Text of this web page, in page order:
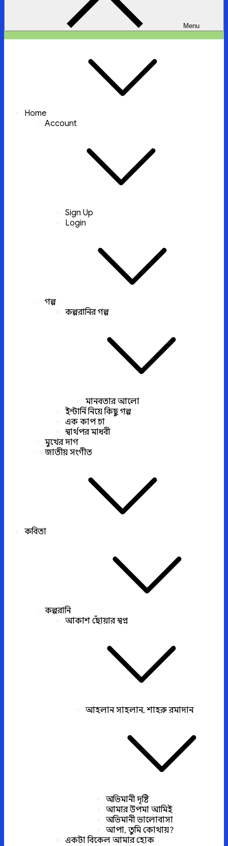
Menu
Home
Account
Sign Up
Login
গল্প
কল্পরানির গল্প
মানবতার আলো
ইন্টার্নি নিয়ে কিছু গল্প
এক কাপ চা
স্বার্থপর মাধবী
মুখের দাগ
জাতীয় সংগীত
কবিতা
কল্পরানি
আকাশ ছোঁয়ার স্বপ্ন
আহলান সাহলান, শাহরু রমাদান
অভিমানী দৃষ্টি
আমার উপমা আমিই
অভিমানী ভালোবাসা
আপা, তুমি কোথায়?
একটা বিকেল আমার হোক